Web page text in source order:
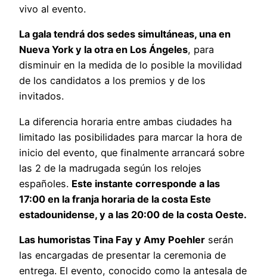
vivo al evento.
La gala tendrá dos sedes simultáneas, una en
Nueva York y la otra en Los Ángeles, para
disminuir en la medida de lo posible la movilidad
de los candidatos a los premios y de los
invitados.
La diferencia horaria entre ambas ciudades ha
limitado las posibilidades para marcar la hora de
inicio del evento, que finalmente arrancará sobre
las 2 de la madrugada según los relojes
españoles. Este instante corresponde a las
17:00 en la franja horaria de la costa Este
estadounidense, y a las 20:00 de la costa Oeste.
Las humoristas Tina Fay y Amy Poehler serán
las encargadas de presentar la ceremonia de
entrega. El evento, conocido como la antesala de